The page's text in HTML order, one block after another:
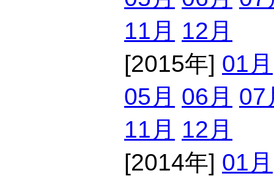
11月 12月
[2015年] 01月
05月 06月 07
11月 12月
[2014年] 01月